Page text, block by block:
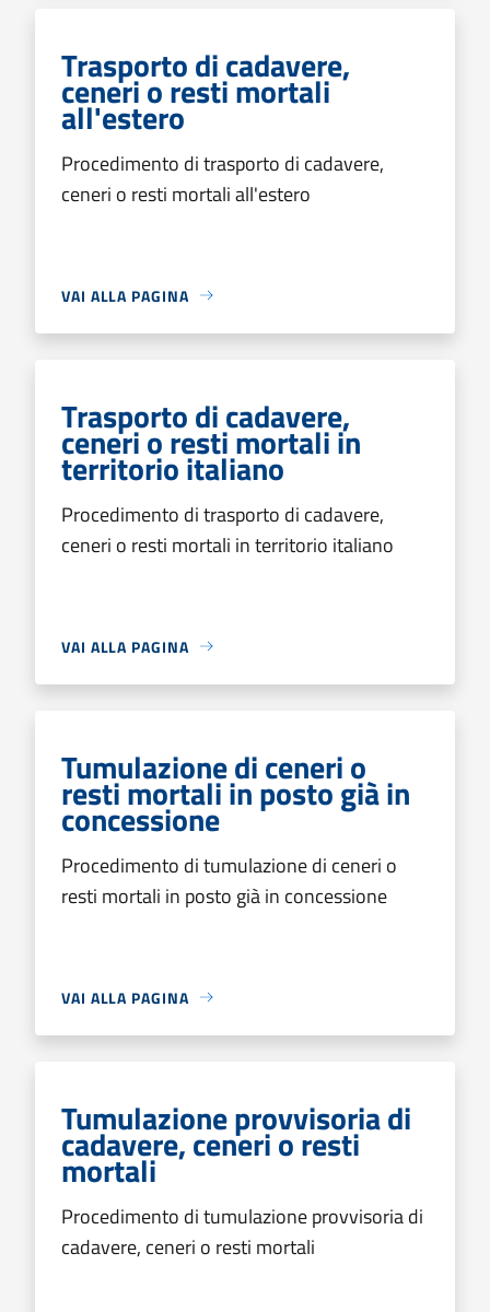
Trasporto di cadavere,
ceneri o resti mortali
all'estero
Procedimento di trasporto di cadavere,
ceneri o resti mortali all'estero
VAI ALLA PAGINA
Trasporto di cadavere,
ceneri o resti mortali in
territorio italiano
Procedimento di trasporto di cadavere,
ceneri o resti mortali in territorio italiano
VAI ALLA PAGINA
Tumulazione di ceneri o
resti mortali in posto già in
concessione
Procedimento di tumulazione di ceneri o
resti mortali in posto già in concessione
VAI ALLA PAGINA
Tumulazione provvisoria di
cadavere, ceneri o resti
mortali
Procedimento di tumulazione provvisoria di
cadavere, ceneri o resti mortali